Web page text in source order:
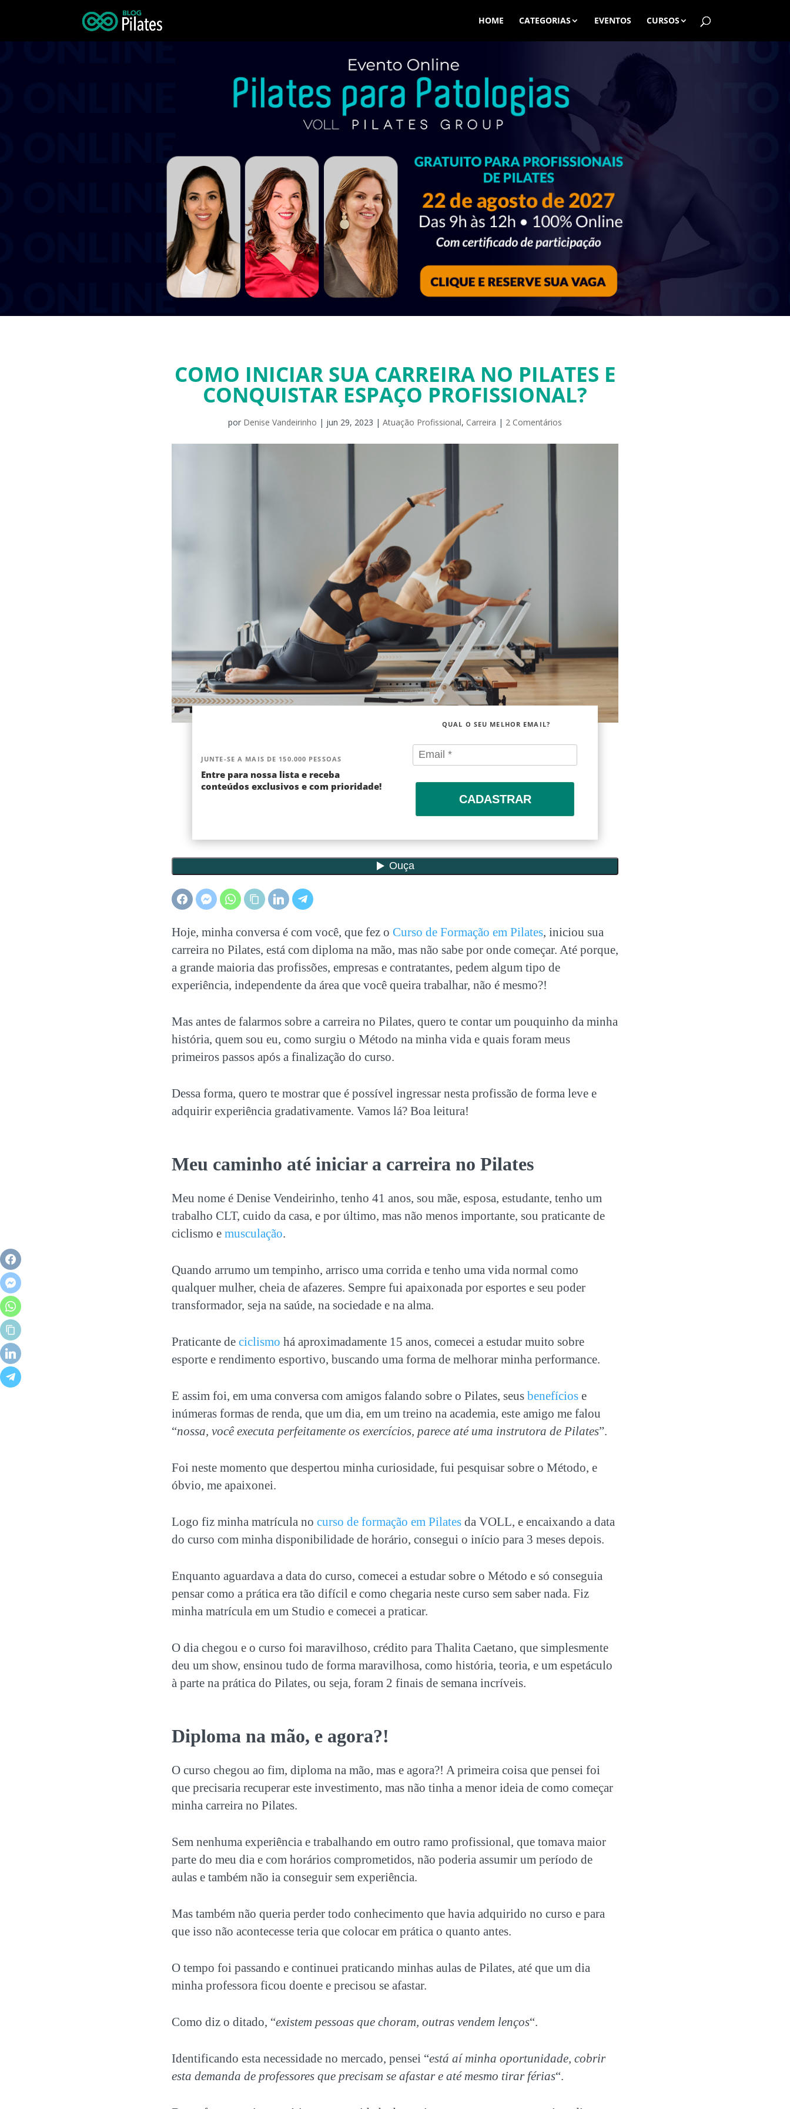
HOME CATEGORIAS EVENTOS CURSOS
COMO INICIAR SUA CARREIRA NO PILATES E
CONQUISTAR ESPAÇO PROFISSIONAL?
por Denise Vandeirinho | jun 29, 2023 | Atuação Profissional, Carreira | 2 Comentários
JUNTE-SE A MAIS DE 150.000 PESSOAS
Entre para nossa lista e receba
conteúdos exclusivos e com prioridade!
QUAL O SEU MELHOR EMAIL?
CADASTRAR
Hoje, minha conversa é com você, que fez o Curso de Formação em Pilates, iniciou sua
carreira no Pilates, está com diploma na mão, mas não sabe por onde começar. Até porque,
a grande maioria das profissões, empresas e contratantes, pedem algum tipo de
experiência, independente da área que você queira trabalhar, não é mesmo?!
Mas antes de falarmos sobre a carreira no Pilates, quero te contar um pouquinho da minha
história, quem sou eu, como surgiu o Método na minha vida e quais foram meus
primeiros passos após a finalização do curso.
Dessa forma, quero te mostrar que é possível ingressar nesta profissão de forma leve e
adquirir experiência gradativamente. Vamos lá? Boa leitura!
Meu caminho até iniciar a carreira no Pilates
Meu nome é Denise Vendeirinho, tenho 41 anos, sou mãe, esposa, estudante, tenho um
trabalho CLT, cuido da casa, e por último, mas não menos importante, sou praticante de
ciclismo e musculação.
Quando arrumo um tempinho, arrisco uma corrida e tenho uma vida normal como
qualquer mulher, cheia de afazeres. Sempre fui apaixonada por esportes e seu poder
transformador, seja na saúde, na sociedade e na alma.
Praticante de ciclismo há aproximadamente 15 anos, comecei a estudar muito sobre
esporte e rendimento esportivo, buscando uma forma de melhorar minha performance.
E assim foi, em uma conversa com amigos falando sobre o Pilates, seus benefícios e
inúmeras formas de renda, que um dia, em um treino na academia, este amigo me falou
“nossa, você executa perfeitamente os exercícios, parece até uma instrutora de Pilates”.
Foi neste momento que despertou minha curiosidade, fui pesquisar sobre o Método, e
óbvio, me apaixonei.
Logo fiz minha matrícula no curso de formação em Pilates da VOLL, e encaixando a data
do curso com minha disponibilidade de horário, consegui o início para 3 meses depois.
Enquanto aguardava a data do curso, comecei a estudar sobre o Método e só conseguia
pensar como a prática era tão difícil e como chegaria neste curso sem saber nada. Fiz
minha matrícula em um Studio e comecei a praticar.
O dia chegou e o curso foi maravilhoso, crédito para Thalita Caetano, que simplesmente
deu um show, ensinou tudo de forma maravilhosa, como história, teoria, e um espetáculo
à parte na prática do Pilates, ou seja, foram 2 finais de semana incríveis.
Diploma na mão, e agora?!
O curso chegou ao fim, diploma na mão, mas e agora?! A primeira coisa que pensei foi
que precisaria recuperar este investimento, mas não tinha a menor ideia de como começar
minha carreira no Pilates.
Sem nenhuma experiência e trabalhando em outro ramo profissional, que tomava maior
parte do meu dia e com horários comprometidos, não poderia assumir um período de
aulas e também não ia conseguir sem experiência.
Mas também não queria perder todo conhecimento que havia adquirido no curso e para
que isso não acontecesse teria que colocar em prática o quanto antes.
O tempo foi passando e continuei praticando minhas aulas de Pilates, até que um dia
minha professora ficou doente e precisou se afastar.
Como diz o ditado, “existem pessoas que choram, outras vendem lenços“.
Identificando esta necessidade no mercado, pensei “está aí minha oportunidade, cobrir
esta demanda de professores que precisam se afastar e até mesmo tirar férias“.